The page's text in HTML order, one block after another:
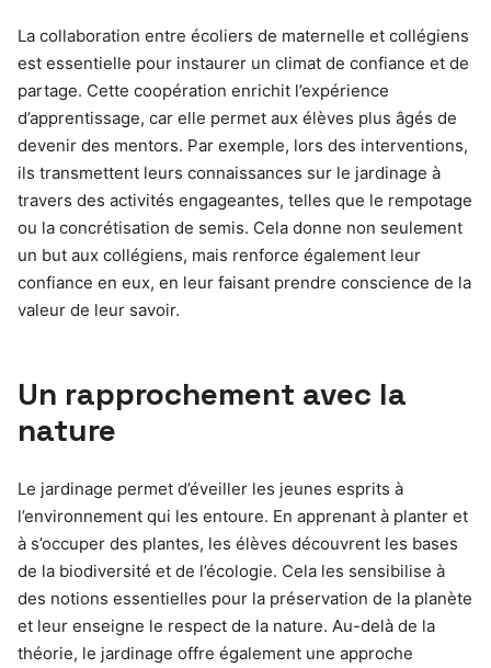
La collaboration entre écoliers de maternelle et collégiens
est essentielle pour instaurer un climat de confiance et de
partage. Cette coopération enrichit l’expérience
d’apprentissage, car elle permet aux élèves plus âgés de
devenir des mentors. Par exemple, lors des interventions,
ils transmettent leurs connaissances sur le jardinage à
travers des activités engageantes, telles que le rempotage
ou la concrétisation de semis. Cela donne non seulement
un but aux collégiens, mais renforce également leur
confiance en eux, en leur faisant prendre conscience de la
valeur de leur savoir.
Un rapprochement avec la
nature
Le jardinage permet d’éveiller les jeunes esprits à
l’environnement qui les entoure. En apprenant à planter et
à s’occuper des plantes, les élèves découvrent les bases
de la biodiversité et de l’écologie. Cela les sensibilise à
des notions essentielles pour la préservation de la planète
et leur enseigne le respect de la nature. Au-delà de la
théorie, le jardinage offre également une approche